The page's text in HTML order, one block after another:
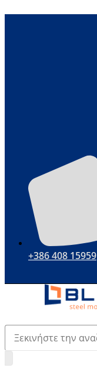
+386 408 15959
Search